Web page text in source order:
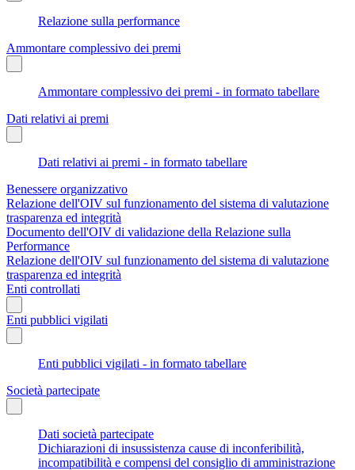
Relazione sulla performance
Ammontare complessivo dei premi
Ammontare complessivo dei premi - in formato tabellare
Dati relativi ai premi
Dati relativi ai premi - in formato tabellare
Benessere organizzativo
Relazione dell'OIV sul funzionamento del sistema di valutazione
trasparenza ed integrità
Documento dell'OIV di validazione della Relazione sulla
Performance
Relazione dell'OIV sul funzionamento del sistema di valutazione
trasparenza ed integrità
Enti controllati
Enti pubblici vigilati
Enti pubblici vigilati - in formato tabellare
Società partecipate
Dati società partecipate
Dichiarazioni di insussistenza cause di inconferibilità,
incompatibilità e compensi del consiglio di amministrazione